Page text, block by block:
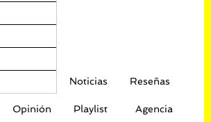
Noticias Reseñas
Opinión Playlist Agencia